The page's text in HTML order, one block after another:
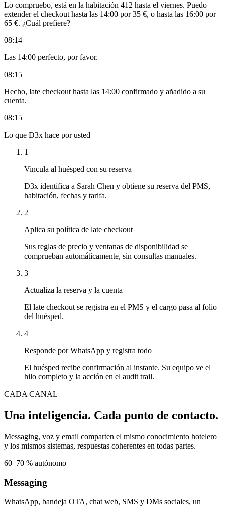
Lo compruebo, está en la habitación 412 hasta el viernes. Puedo
extender el checkout hasta las 14:00 por 35 €, o hasta las 16:00 por
65 €. ¿Cuál prefiere?
08:14
Las 14:00 perfecto, por favor.
08:15
Hecho, late checkout hasta las 14:00 confirmado y añadido a su
cuenta.
08:15
Lo que D3x hace por usted
1
Vincula al huésped con su reserva
D3x identifica a Sarah Chen y obtiene su reserva del PMS,
habitación, fechas y tarifa.
2
Aplica su política de late checkout
Sus reglas de precio y ventanas de disponibilidad se
comprueban automáticamente, sin consultas manuales.
3
Actualiza la reserva y la cuenta
El late checkout se registra en el PMS y el cargo pasa al folio
del huésped.
4
Responde por WhatsApp y registra todo
El huésped recibe confirmación al instante. Su equipo ve el
hilo completo y la acción en el audit trail.
CADA CANAL
Una inteligencia. Cada punto de contacto.
Messaging, voz y email comparten el mismo conocimiento hotelero
y los mismos sistemas, respuestas coherentes en todas partes.
60–70 % autónomo
Messaging
WhatsApp, bandeja OTA, chat web, SMS y DMs sociales, un